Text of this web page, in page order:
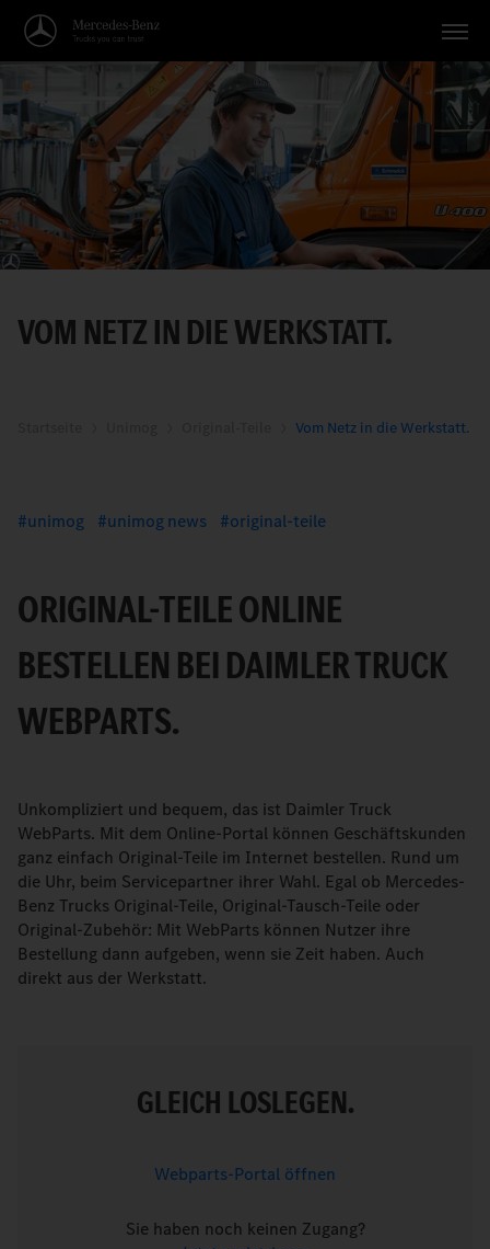
Fahrzeuge
Anwendungen
Themen
Service
Deutsch
VOM NETZ IN DIE WERKSTATT.
Vom Netz in die Werkstatt.
unimog unimog news original-teile
ORIGINAL-TEILE ONLINE
BESTELLEN BEI DAIMLER TRUCK
WEBPARTS.
Unkompliziert und bequem, das ist Daimler Truck
WebParts. Mit dem Online-Portal können Geschäftskunden
ganz einfach Original-Teile im Internet bestellen. Rund um
die Uhr, beim Servicepartner ihrer Wahl. Egal ob Mercedes-
Benz Trucks Original-Teile, Original-Tausch-Teile oder
Original-Zubehör: Mit WebParts können Nutzer ihre
Bestellung dann aufgeben, wenn sie Zeit haben. Auch
direkt aus der Werkstatt.
GLEICH LOSLEGEN.
Webparts-Portal öffnen
Sie haben noch keinen Zugang?